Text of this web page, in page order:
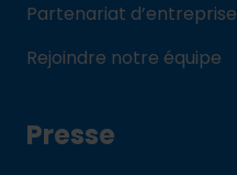
Partenariat d’entreprise
Rejoindre notre équipe
Presse